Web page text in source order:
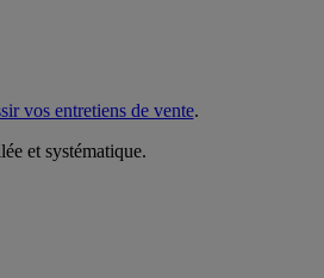
vos entretiens de vente.
et systématique.